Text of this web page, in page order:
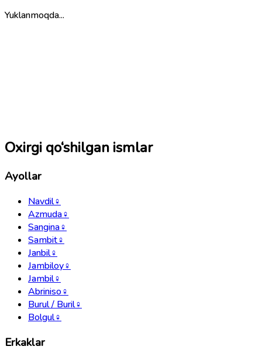
Yuklanmoqda...
Oxirgi qo‘shilgan ismlar
Ayollar
Navdil♀
Azmuda♀
Sangina♀
Sambit♀
Janbil♀
Jambiloy♀
Jambil♀
Abriniso♀
Burul / Buril♀
Bolgul♀
Erkaklar